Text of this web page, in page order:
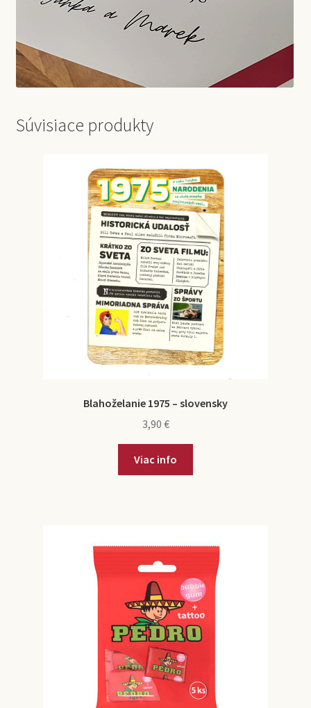
Súvisiace produkty
Blahoželanie 1975 – slovensky
3,90 €
Viac info